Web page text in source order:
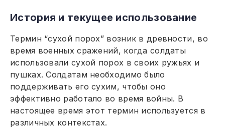
История и текущее использование
Термин “сухой порох” возник в древности, во
время военных сражений, когда солдаты
использовали сухой порох в своих ружьях и
пушках. Солдатам необходимо было
поддерживать его сухим, чтобы оно
эффективно работало во время войны. В
настоящее время этот термин используется в
различных контекстах.